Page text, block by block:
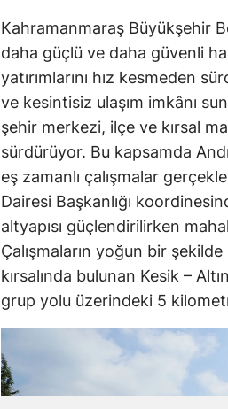
Kahramanmaraş Büyükşehir
daha güçlü ve daha güvenli
yatırımlarını hız kesmeden
ve kesintisiz ulaşım imkânı
şehir merkezi, ilçe ve kırsal
sürdürüyor. Bu kapsamda
eş zamanlı çalışmalar
Dairesi Başkanlığı
altyapısı güçlendirilirken
Çalışmaların yoğun bir
kırsalında bulunan Kesik –
grup yolu üzerindeki 5